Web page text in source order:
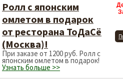
Ролл с японским
омлетом в подарок
от ресторана ТоДаСё
(Москва)!
При заказе от 1200 руб. Ролл с
японским омлетом в подарок!
Узнать больше >>